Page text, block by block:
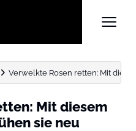
Verwelkte Rosen retten: Mit
Mit diesem
sie neu